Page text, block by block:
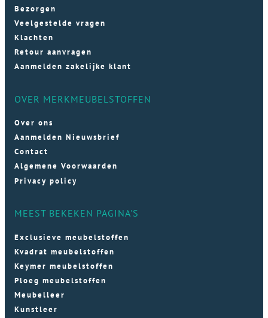
Bezorgen
Veelgestelde vragen
Klachten
Retour aanvragen
Aanmelden zakelijke klant
OVER MERKMEUBELSTOFFEN
Over ons
Aanmelden Nieuwsbrief
Contact
Algemene Voorwaarden
Privacy policy
MEEST BEKEKEN PAGINA'S
Exclusieve meubelstoffen
Kvadrat meubelstoffen
Keymer meubelstoffen
Ploeg meubelstoffen
Meubelleer
Kunstleer